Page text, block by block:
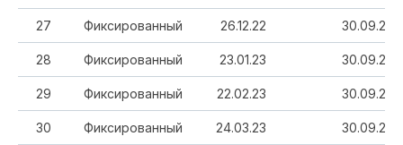
27 Фиксированный 26.12.22 30.09.20
28 Фиксированный 23.01.23 30.09.20
29 Фиксированный 22.02.23 30.09.20
30 Фиксированный 24.03.23 30.09.20